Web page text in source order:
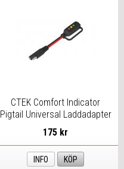
CTEK Comfort Indicator
Pigtail Universal Laddadapter
175 kr
INFO KÖP